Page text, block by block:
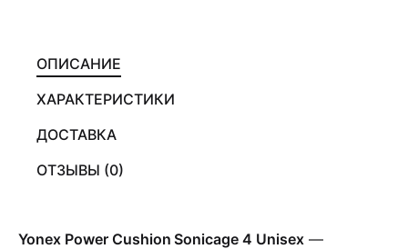
ОПИСАНИЕ
ХАРАКТЕРИСТИКИ
ДОСТАВКА
ОТЗЫВЫ (0)
Yonex Power Cushion Sonicage 4 Unisex —